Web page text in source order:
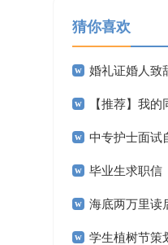
猜你喜欢
婚礼证婚人致
【推荐】我
中专护士面试
毕业生求职信
海底两万里读
学生植树节策